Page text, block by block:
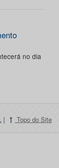
no dia
| Topo do Site